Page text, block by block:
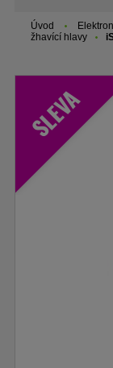
Úvod
žhavící hlavy
SLEVA